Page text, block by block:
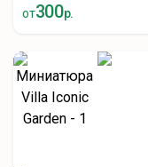
от300р.